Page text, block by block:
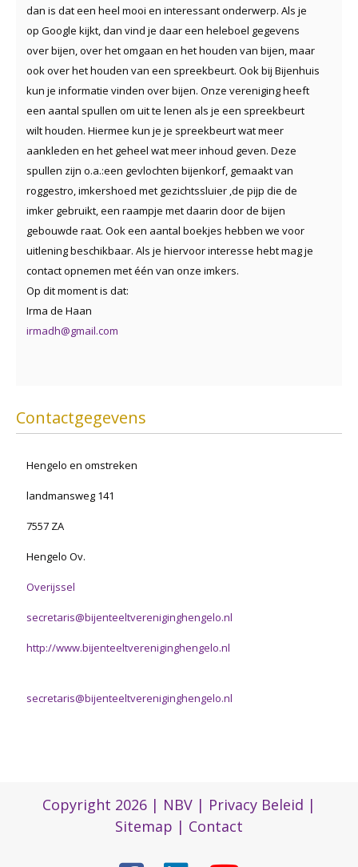
dan is dat een heel mooi en interessant onderwerp. Als je
op Google kijkt, dan vind je daar een heleboel gegevens
over bijen, over het omgaan en het houden van bijen, maar
ook over het houden van een spreekbeurt. Ook bij Bijenhuis
kun je informatie vinden over bijen. Onze vereniging heeft
een aantal spullen om uit te lenen als je een spreekbeurt
wilt houden. Hiermee kun je je spreekbeurt wat meer
aankleden en het geheel wat meer inhoud geven. Deze
spullen zijn o.a.:een gevlochten bijenkorf, gemaakt van
roggestro, imkershoed met gezichtssluier ,de pijp die de
imker gebruikt, een raampje met daarin door de bijen
gebouwde raat. Ook een aantal boekjes hebben we voor
uitlening beschikbaar. Als je hiervoor interesse hebt mag je
contact opnemen met één van onze imkers.
Op dit moment is dat:
Irma de Haan
irmadh@gmail.com
Contactgegevens
Hengelo en omstreken
landmansweg 141
7557 ZA
Hengelo Ov.
Overijssel
secretaris@bijenteeltvereniginghengelo.nl
http://www.bijenteeltvereniginghengelo.nl
secretaris@bijenteeltvereniginghengelo.nl
Copyright 2026 | NBV | Privacy Beleid |
Sitemap | Contact